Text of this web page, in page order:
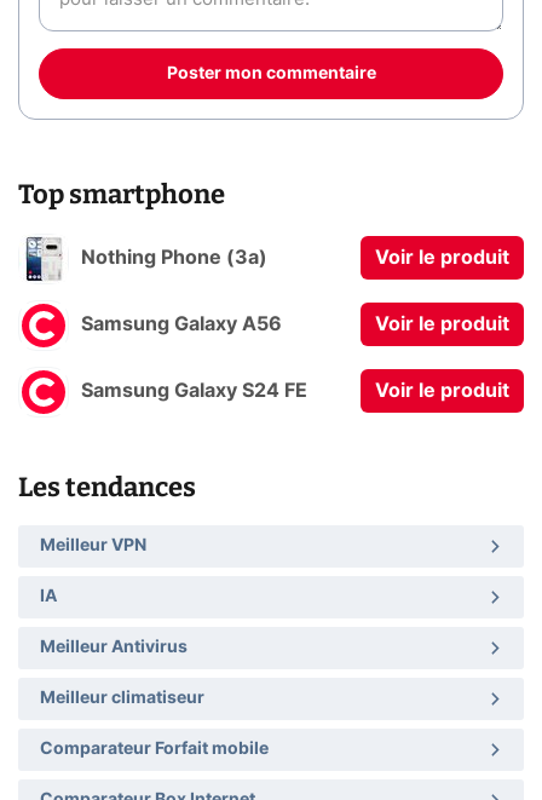
Poster mon commentaire
Top smartphone
Nothing Phone (3a) Voir le produit
Samsung Galaxy A56 Voir le produit
Samsung Galaxy S24 FE Voir le produit
Les tendances
Meilleur VPN
IA
Meilleur Antivirus
Meilleur climatiseur
Comparateur Forfait mobile